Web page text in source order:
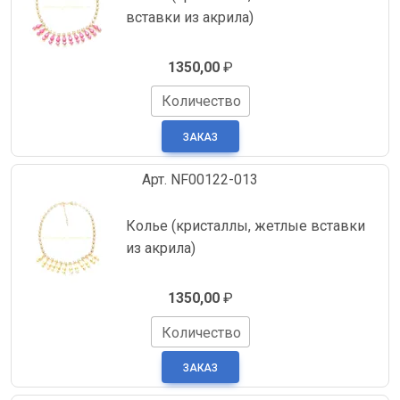
вставки из акрила)
1350,00₽
Количество
Арт. NF00122-013
Колье (кристаллы, жетлые вставки
из акрила)
1350,00₽
Количество